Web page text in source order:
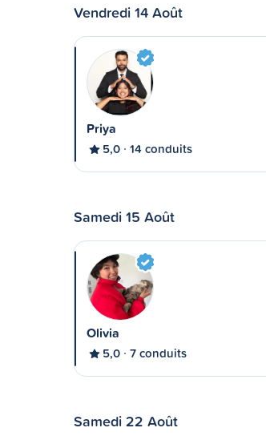
Vendredi 14 Août
Priya
5,0 14 conduits
Samedi 15 Août
Olivia
5,0 7 conduits
Samedi 22 Août